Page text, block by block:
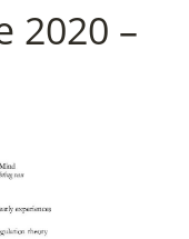
2020 –